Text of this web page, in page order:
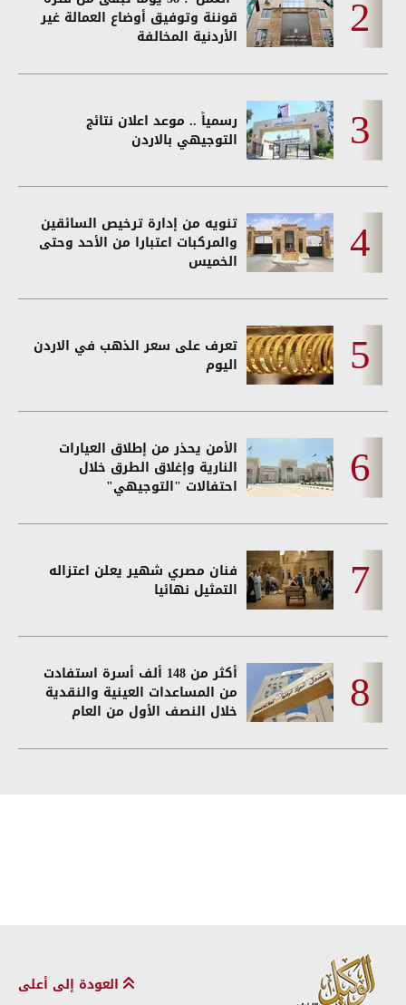
قوننة وتوفيق أوضاع العمالة غير
الأردنية المخالفة
رسمياً .. موعد اعلان نتائج
التوجيهي بالاردن
تنويه من إدارة ترخيص السائقين
والمركبات اعتبارا من الأحد وحتى
الخميس
تعرف على سعر الذهب في الاردن
اليوم
الأمن يحذر من إطلاق العيارات
النارية وإغلاق الطرق خلال
احتفالات "التوجيهي"
فنان مصري شهير يعلن اعتزاله
التمثيل نهائيا
أكثر من 148 ألف أسرة استفادت
من المساعدات العينية والنقدية
خلال النصف الأول من العام
العودة إلى أعلى